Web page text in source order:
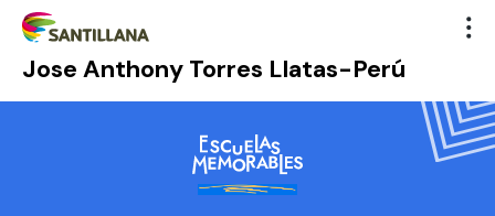
Jose Anthony Torres Llatas-Perú